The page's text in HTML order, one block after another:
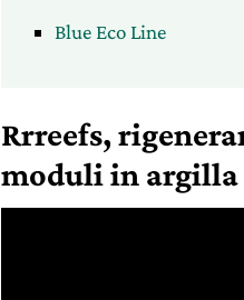
Blue Eco Line
Rrreefs,
moduli in